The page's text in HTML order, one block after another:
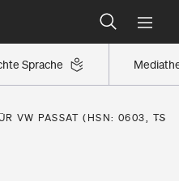
Sprache
finden
eingestuft
finden
VW PASSAT (HSN: 0603,